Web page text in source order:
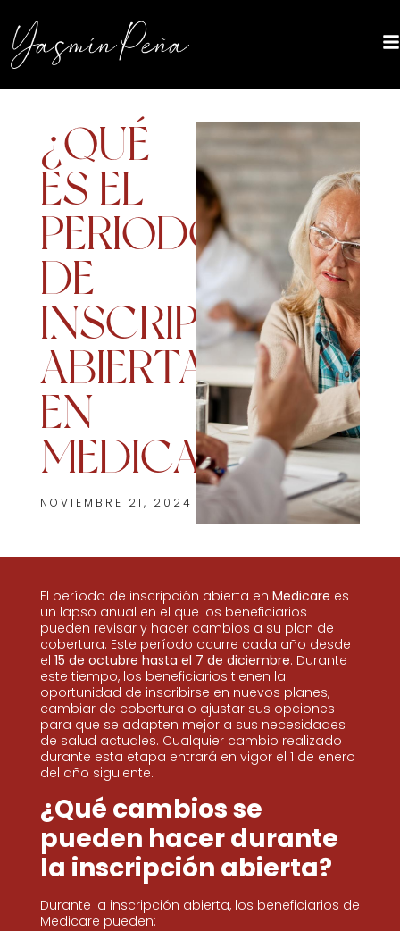
¿QUÉ
ES EL
PERIODO
DE
INSCRIPCIÓN
ABIERTA
EN
MEDICARE?
NOVIEMBRE 21, 2024
El período de inscripción abierta en Medicare es
un lapso anual en el que los beneficiarios
pueden revisar y hacer cambios a su plan de
cobertura. Este período ocurre cada año desde
el 15 de octubre hasta el 7 de diciembre. Durante
este tiempo, los beneficiarios tienen la
oportunidad de inscribirse en nuevos planes,
cambiar de cobertura o ajustar sus opciones
para que se adapten mejor a sus necesidades
de salud actuales. Cualquier cambio realizado
durante esta etapa entrará en vigor el 1 de enero
del año siguiente.
¿Qué cambios se
pueden hacer durante
la inscripción abierta?
Durante la inscripción abierta, los beneficiarios de
Medicare pueden: